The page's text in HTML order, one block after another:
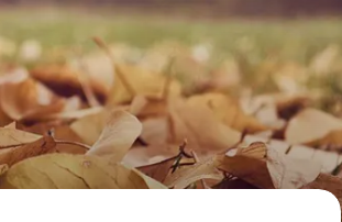
Bekijk alle foto's